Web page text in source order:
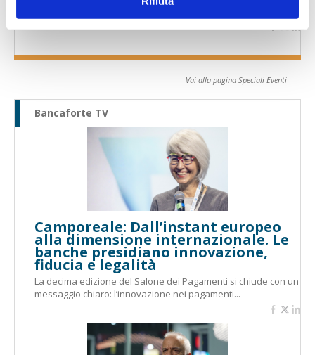
Vai alla pagina Speciali Eventi
Bancaforte TV
Camporeale: Dall’instant europeo
alla dimensione internazionale. Le
banche presidiano innovazione,
fiducia e legalità
La decima edizione del Salone dei Pagamenti si chiude con un
messaggio chiaro: l’innovazione nei pagamenti...